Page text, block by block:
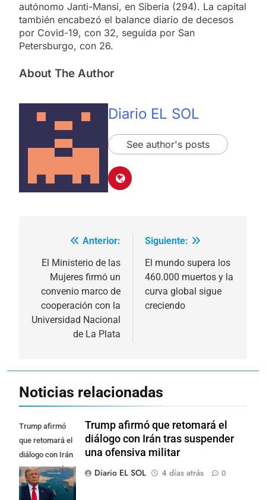
autónomo Janti-Mansi, en Siberia (294). La capital
también encabezó el balance diario de decesos
por Covid-19, con 32, seguida por San
Petersburgo, con 26.
About The Author
Diario EL SOL
See author's posts
Navegación
de
entradas
Anterior:
El Ministerio de las
Mujeres firmó un
convenio marco de
cooperación con la
Universidad Nacional
de La Plata
Siguiente:
El mundo supera los
460.000 muertos y la
curva global sigue
creciendo
Noticias relacionadas
Trump afirmó
que retomará el
diálogo con Irán
tras suspender
una ofensiva
militar
Trump afirmó que retomará el
diálogo con Irán tras suspender
una ofensiva militar
Diario EL SOL
4 días atrás 0